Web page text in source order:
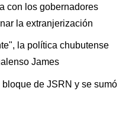
con los gobernadores
la extranjerización
la política chubutense
James
de JSRN y se sumó